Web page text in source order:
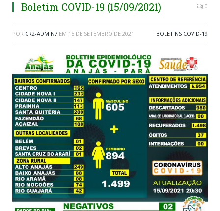
Boletim COVID-19 (15/09/2021) 0
POR CR2-ADMIN7 EM 15 DE SETEMBRO DE 2021 BOLETINS COVID-19